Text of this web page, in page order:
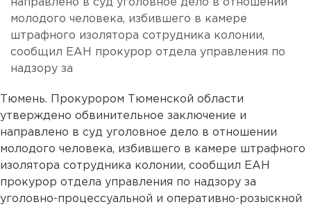
направлено в суд уголовное дело в отношении
молодого человека, избившего в камере
штрафного изолятора сотрудника колонии,
сообщил ЕАН прокурор отдела управления по
надзору за
Тюмень. Прокурором Тюменской области
утверждено обвинительное заключение и
направлено в суд уголовное дело в отношении
молодого человека, избившего в камере штрафного
изолятора сотрудника колонии, сообщил ЕАН
прокурор отдела управления по надзору за
уголовно-процессуальной и оперативно-розыскной